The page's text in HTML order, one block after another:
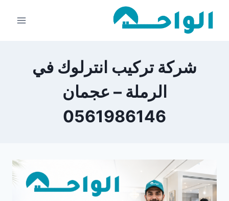
شركة تركيب انترلوك في
الرملة – عجمان
0561986146